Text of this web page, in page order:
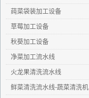
莼菜袋装加工设备
草莓加工设备
秋葵加工设备
净菜加工流水线
火龙果清洗流水线
鲜菜清洗流水线-蔬菜清洗机